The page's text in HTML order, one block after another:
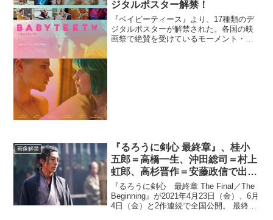
ジタルポスター解禁！
『ベイビーティース』より、17種類のデ
ジタルポスターが解禁された。各国の映
画祭で絶賛を受けているモーメント・ラ
画像解禁
『るろうに剣心 最終章』、桂小
五郎＝高橋一生、沖田総司＝村上
虹郎、高杉晋作＝安藤政信で出演
決定
『るろうに剣心 最終章 The Final／The
Beginning』が2021年4月23日（金）、6月
4日（金）と2作連続で全国公開。 最終章